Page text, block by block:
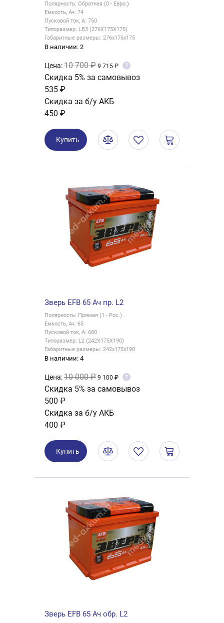
Полярность: Обратная (0 - Евро.)
Емкость, Ач: 74
Пусковой ток, А: 750
Типоразмер: LB3 (276X175X175)
Габаритные размеры: 276x175x175
В наличии: 2
Цена:10 700 ₽ 9 715 ₽ ?
Скидка 5% за самовывоз
535 ₽
Скидка за б/у АКБ
450 ₽
Купить
Зверь EFB 65 Ач пр. L2
Полярность: Прямая (1 - Рос.)
Емкость, Ач: 65
Пусковой ток, А: 680
Типоразмер: L2 (242X175X190)
Габаритные размеры: 242x175x190
В наличии: 4
Цена:10 000 ₽ 9 100 ₽ ?
Скидка 5% за самовывоз
500 ₽
Скидка за б/у АКБ
400 ₽
Купить
Зверь EFB 65 Ач обр. L2